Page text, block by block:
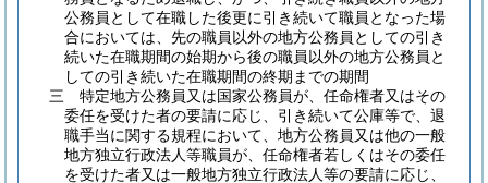
公務員として在職した後更に引き続いて職員となった場
合においては、先の職員以外の地方公務員としての引き
続いた在職期間の始期から後の職員以外の地方公務員と
しての引き続いた在職期間の終期までの期間
三
特定地方公務員又は国家公務員が、任命権者又はその
委任を受けた者の要請に応じ、引き続いて公庫等で、退
職手当に関する規程において、地方公務員又は他の一般
地方独立行政法人等職員が、任命権者若しくはその委任
を受けた者又は一般地方独立行政法人等の要請に応じ、